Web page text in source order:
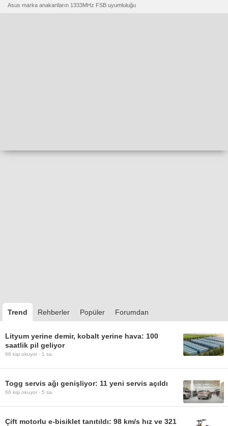
Asus marka anakartların 1333MHz FSB uyumluluğu
Trend Rehberler Popüler Forumdan
Lityum yerine demir, kobalt yerine hava: 100
saatlik pil geliyor
66 kişi okuyor · 1 sa.
Togg servis ağı genişliyor: 11 yeni servis açıldı
66 kişi okuyor · 5 sa.
Çift motorlu e-bisiklet tanıtıldı: 98 km/s hız ve 321